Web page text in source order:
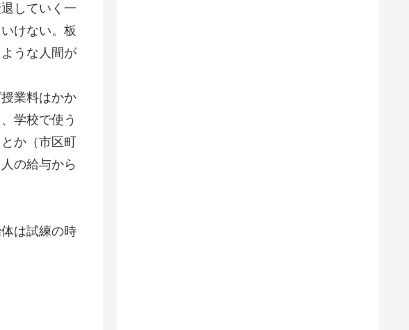
していく一
けない。板
うな人間が
業料はかか
学校で使う
か（市区町
の給与から
は試練の時